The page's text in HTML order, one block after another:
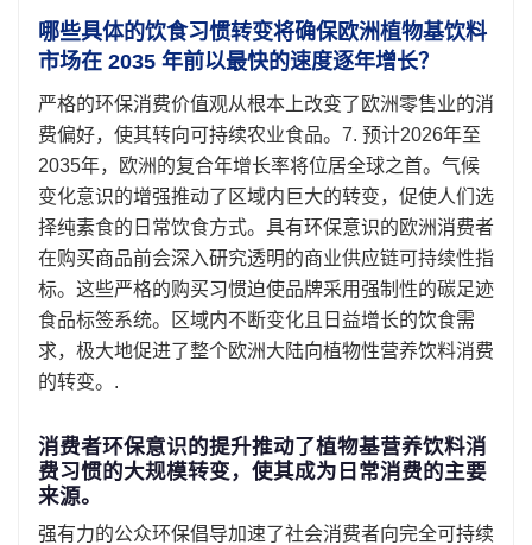
哪些具体的饮食习惯转变将确保欧洲植物基饮料
市场在 2035 年前以最快的速度逐年增长？
严格的环保消费价值观从根本上改变了欧洲零售业的消
费偏好，使其转向可持续农业食品。7. 预计2026年至
2035年，欧洲的复合年增长率将位居全球之首。气候
变化意识的增强推动了区域内巨大的转变，促使人们选
择纯素食的日常饮食方式。具有环保意识的欧洲消费者
在购买商品前会深入研究透明的商业供应链可持续性指
标。这些严格的购买习惯迫使品牌采用强制性的碳足迹
食品标签系统。区域内不断变化且日益增长的饮食需
求，极大地促进了整个欧洲大陆向植物性营养饮料消费
的转变。.
消费者环保意识的提升推动了植物基营养饮料消
费习惯的大规模转变，使其成为日常消费的主要
来源。
强有力的公众环保倡导加速了社会消费者向完全可持续